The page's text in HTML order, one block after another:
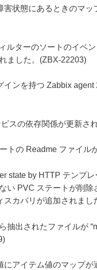
害状態にあるときのマッ
ルターのソートのイベ
ました。(ZBX-22203)
インを持つ Zabbix
スの依存関係が更新さ
トの Readme ファイル
state by HTTP テンプ
い PVC ステートが削
スカバリが追加されまし
抽出されたファイルが
にアイテム値のマップ